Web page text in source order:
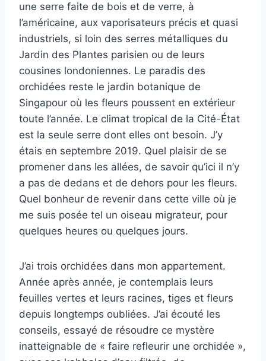
une serre faite de bois et de verre, à
l’américaine, aux vaporisateurs précis et quasi
industriels, si loin des serres métalliques du
Jardin des Plantes parisien ou de leurs
cousines londoniennes. Le paradis des
orchidées reste le jardin botanique de
Singapour où les fleurs poussent en extérieur
toute l’année. Le climat tropical de la Cité-État
est la seule serre dont elles ont besoin. J’y
étais en septembre 2019. Quel plaisir de se
promener dans les allées, de savoir qu’ici il n’y
a pas de dedans et de dehors pour les fleurs.
Quel bonheur de revenir dans cette ville où je
me suis posée tel un oiseau migrateur, pour
quelques heures ou quelques jours.
J’ai trois orchidées dans mon appartement.
Année après année, je contemplais leurs
feuilles vertes et leurs racines, tiges et fleurs
depuis longtemps oubliées. J’ai écouté les
conseils, essayé de résoudre ce mystère
inatteignable de « faire refleurir une orchidée »,